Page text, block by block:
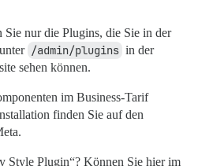
nur die Plugins, die Sie in der
/admin/plugins in der
sehen können.
im Business-Tarif
finden Sie auf den
Style Plugin“? Können Sie hier im